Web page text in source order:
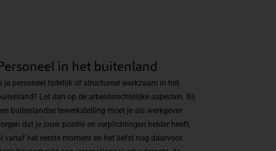
in het buitenland
je personeel tijdelijk of structureel werkzaam in het
Let dan op de arbeidsrechtelijke aspecten. Bij
buitenlandse tewerkstelling moet je als werkgever
dat je jouw positie en verplichtingen helder heeft,
vanaf het eerste moment en het liefst nog daarvoor.